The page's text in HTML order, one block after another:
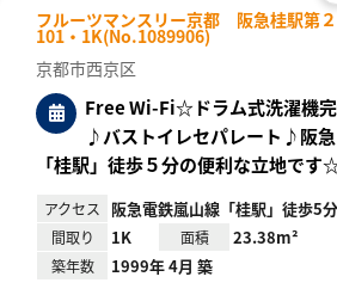
フルーツマンスリー京都 阪急桂駅第２
101・1K(No.1089906)
お
に
京都市西京区
Free Wi-Fi☆ドラム式洗濯機
♪バストイレセパレート♪阪急
「桂駅」徒歩５分の便利な立地です
アクセス 阪急電鉄嵐山線「桂駅」徒歩5分
間取り 1K 面積 23.38m²
築年数 1999年 4月 築